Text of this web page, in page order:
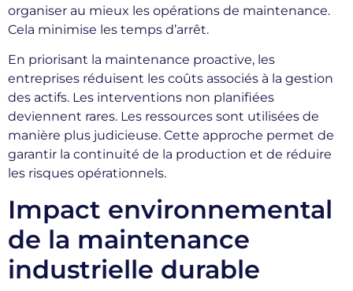
organiser au mieux les opérations de maintenance.
Cela minimise les temps d’arrêt.
En priorisant la maintenance proactive, les
entreprises réduisent les coûts associés à la gestion
des actifs. Les interventions non planifiées
deviennent rares. Les ressources sont utilisées de
manière plus judicieuse. Cette approche permet de
garantir la continuité de la production et de réduire
les risques opérationnels.
Impact environnemental
de la maintenance
industrielle durable